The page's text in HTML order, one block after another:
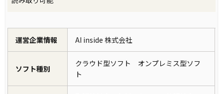
運営企業情報 AI inside 株式会社
ソフト種別
クラウド型ソフト オンプレミス型ソフ
ト